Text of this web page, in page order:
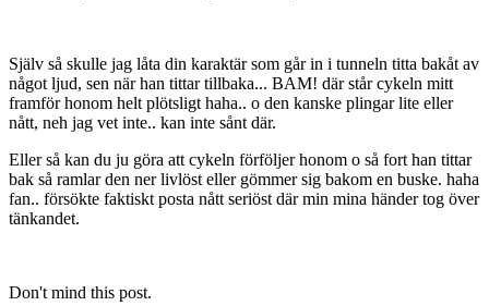
Själv så skulle jag låta din karaktär som går in i tunneln titta bakåt av
något ljud, sen när han tittar tillbaka... BAM! där står cykeln mitt
framför honom helt plötsligt haha.. o den kanske plingar lite eller
nått, neh jag vet inte.. kan inte sånt där.
Eller så kan du ju göra att cykeln förföljer honom o så fort han tittar
bak så ramlar den ner livlöst eller gömmer sig bakom en buske. haha
fan.. försökte faktiskt posta nått seriöst där min mina händer tog över
tänkandet.
Don't mind this post.